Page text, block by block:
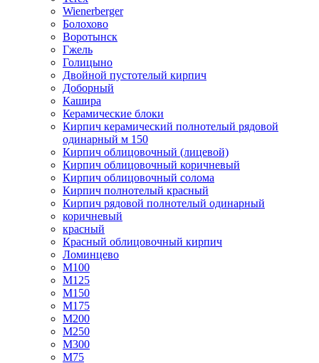
Wienerberger
Болохово
Воротынск
Гжель
Голицыно
Двойной пустотелый кирпич
Доборный
Кашира
Керамические блоки
Кирпич керамический полнотелый рядовой
одинарный м 150
Кирпич облицовочный (лицевой)
Кирпич облицовочный коричневый
Кирпич облицовочный солома
Кирпич полнотелый красный
Кирпич рядовой полнотелый одинарный
коричневый
красный
Красный облицовочный кирпич
Ломинцево
М100
М125
М150
М175
М200
М250
М300
М75